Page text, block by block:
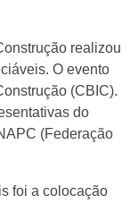
realizou
O evento
(CBIC).
do
(Federação
foi a colocação